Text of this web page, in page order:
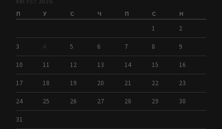
АВГУСТ 2026.
П У С Ч П С Н
1 2
3 4 5 6 7 8 9
10 11 12 13 14 15 16
17 18 19 20 21 22 23
24 25 26 27 28 29 30
31